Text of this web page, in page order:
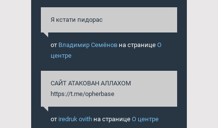
Я кстати пидорас
от Владимир Семёнов на странице О
центре
САЙТ АТАКОВАН АЛЛАХОМ
https://t.me/opherbase
от iredruk ovith на странице О центре